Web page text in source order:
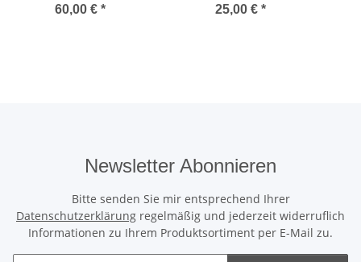
60,00 € * 25,00 € *
Newsletter Abonnieren
Bitte senden Sie mir entsprechend Ihrer
Datenschutzerklärung regelmäßig und jederzeit widerruflich
Informationen zu Ihrem Produktsortiment per E-Mail zu.